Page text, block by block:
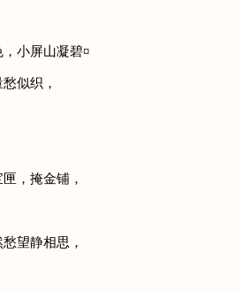
小屏山凝碧¤
似织，
，掩金铺，
望静相思，